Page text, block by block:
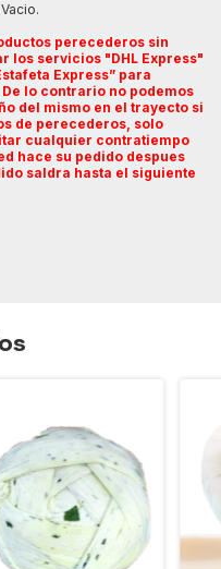
perecederos sin
los servicios "DHL Express"
Express” para
lo contrario no podemos
del mismo en el trayecto si
de perecederos, solo
cualquier contratiempo
hace su pedido despues
saldra hasta el siguiente